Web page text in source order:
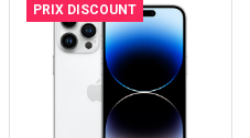
PRIX DISCOUNT